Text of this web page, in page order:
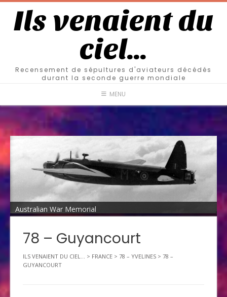
Ils venaient du
ciel…
Recensement de sépultures d'aviateurs décédés
durant la seconde guerre mondiale
MENU
Australian War Memorial
78 – Guyancourt
ILS VENAIENT DU CIEL... > FRANCE > 78 – YVELINES > 78 –
GUYANCOURT